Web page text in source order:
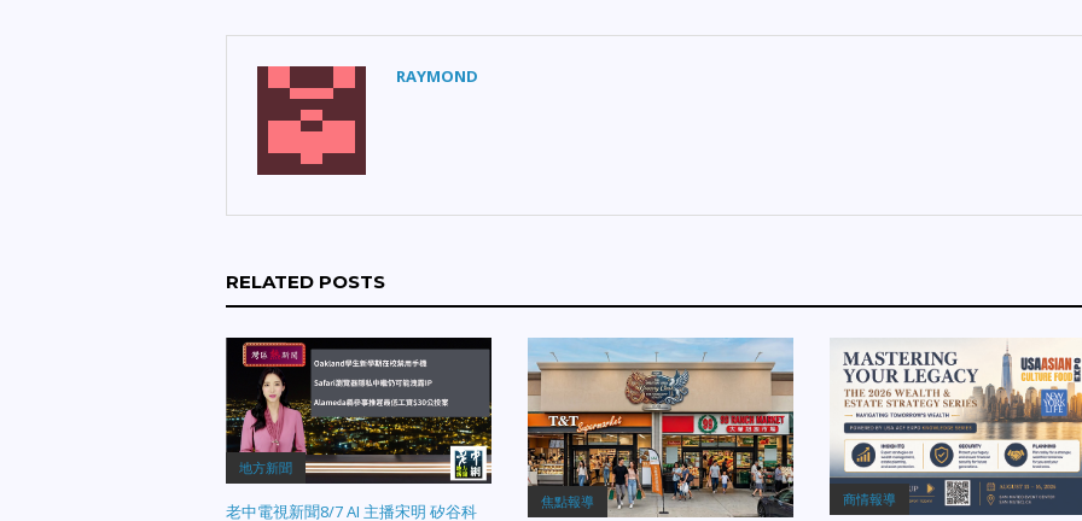
RAYMOND
RELATED POSTS
地方新聞
老中電視新聞8/7 AI 主播宋明 矽谷科 焦點報導 商情報導